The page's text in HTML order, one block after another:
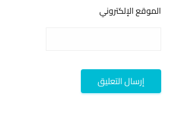
الموقع الإلكتروني